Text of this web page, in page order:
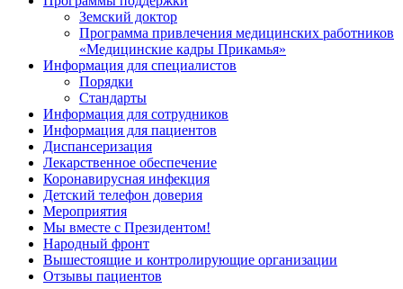
Земский доктор
Программа привлечения медицинских работников
«Медицинские кадры Прикамья»
Информация для специалистов
Порядки
Стандарты
Информация для сотрудников
Информация для пациентов
Диспансеризация
Лекарственное обеспечение
Коронавирусная инфекция
Детский телефон доверия
Мероприятия
Мы вместе с Президентом!
Народный фронт
Вышестоящие и контролирующие организации
Отзывы пациентов